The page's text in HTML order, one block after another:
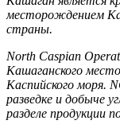
месторождением
страны.
North Caspian
Кашаганского
Каспийского моря.
разведке и добыче
разделе продукции